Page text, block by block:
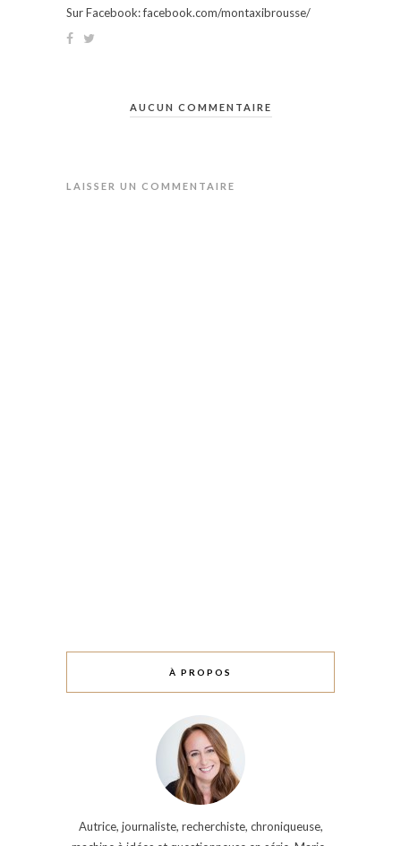
Sur Facebook: facebook.com/montaxibrousse/
AUCUN COMMENTAIRE
LAISSER UN COMMENTAIRE
À PROPOS
Autrice, journaliste, recherchiste, chroniqueuse,